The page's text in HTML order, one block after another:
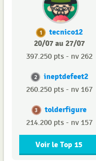
1
tecnico12
20/07 au 27/07
397.250 pts - nv 262
2 ineptdefeet2
260.250 pts - nv 167
3 tolderfigure
214.200 pts - nv 157
Voir le Top 15